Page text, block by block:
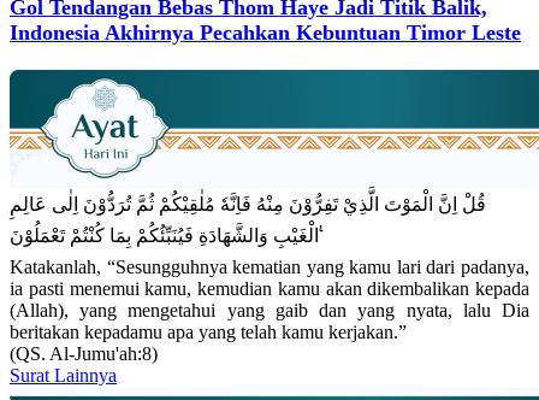
Gol Tendangan Bebas Thom Haye Jadi Titik Balik,
Indonesia Akhirnya Pecahkan Kebuntuan Timor Leste
قُلْ اِنَّ الْمَوْتَ الَّذِيْ تَفِرُّوْنَ مِنْهُ فَاِنَّهٗ مُلٰقِيْكُمْ ثُمَّ تُرَدُّوْنَ اِلٰى عَالِمِ
الْغَيْبِ وَالشَّهَادَةِ فَيُنَبِّئُكُمْ بِمَا كُنْتُمْ تَعْمَلُوْنَ ࣖ
Katakanlah, “Sesungguhnya kematian yang kamu lari dari padanya,
ia pasti menemui kamu, kemudian kamu akan dikembalikan kepada
(Allah), yang mengetahui yang gaib dan yang nyata, lalu Dia
beritakan kepadamu apa yang telah kamu kerjakan.”
(QS. Al-Jumu'ah:8)
Surat Lainnya